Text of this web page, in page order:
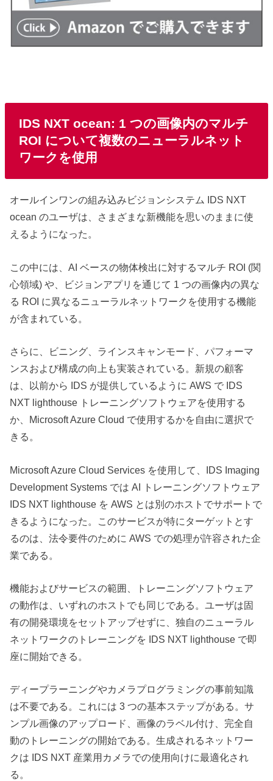
IDS NXT ocean: 1 つの画像内のマルチ
ROI について複数のニューラルネット
ワークを使用
オールインワンの組み込みビジョンシステム IDS NXT
ocean のユーザは、さまざまな新機能を思いのままに使
えるようになった。
この中には、AI ベースの物体検出に対するマルチ ROI (関
心領域) や、ビジョンアプリを通じて 1 つの画像内の異な
る ROI に異なるニューラルネットワークを使用する機能
が含まれている。
さらに、ビニング、ラインスキャンモード、パフォーマ
ンスおよび構成の向上も実装されている。新規の顧客
は、以前から IDS が提供しているように AWS で IDS
NXT lighthouse トレーニングソフトウェアを使用する
か、Microsoft Azure Cloud で使用するかを自由に選択で
きる。
Microsoft Azure Cloud Services を使用して、IDS Imaging
Development Systems では AI トレーニングソフトウェア
IDS NXT lighthouse を AWS とは別のホストでサポートで
きるようになった。このサービスが特にターゲットとす
るのは、法令要件のために AWS での処理が許容された企
業である。
機能およびサービスの範囲、トレーニングソフトウェア
の動作は、いずれのホストでも同じである。ユーザは固
有の開発環境をセットアップせずに、独自のニューラル
ネットワークのトレーニングを IDS NXT lighthouse で即
座に開始できる。
ディープラーニングやカメラプログラミングの事前知識
は不要である。これには 3 つの基本ステップがある。サ
ンプル画像のアップロード、画像のラベル付け、完全自
動のトレーニングの開始である。生成されるネットワー
クは IDS NXT 産業用カメラでの使用向けに最適化され
る。